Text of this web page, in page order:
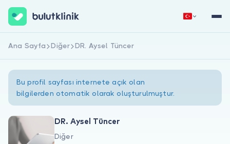
Hemen Kaydol
Ana Sayfa Diğer DR. Aysel Tüncer
Bu profil sayfası internete açık olan
bilgilerden otomatik olarak oluşturulmuştur.
DR. Aysel Tüncer
Diğer